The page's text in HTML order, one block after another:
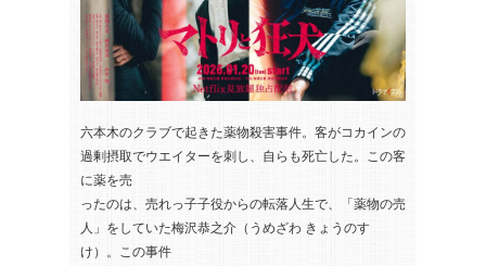
六本木のクラブで起きた薬物殺害事件。客がコカインの
過剰摂取でウエイターを刺し、自らも死亡した。この客
に薬を売
ったのは、売れっ子子役からの転落人生で、「薬物の売
人」をしていた梅沢恭之介（うめざわ きょうのす
け）。この事件